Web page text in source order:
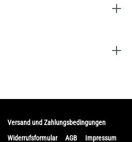
Versand und Zahlungsbedingungen
Widerrufsformular AGB Impressum